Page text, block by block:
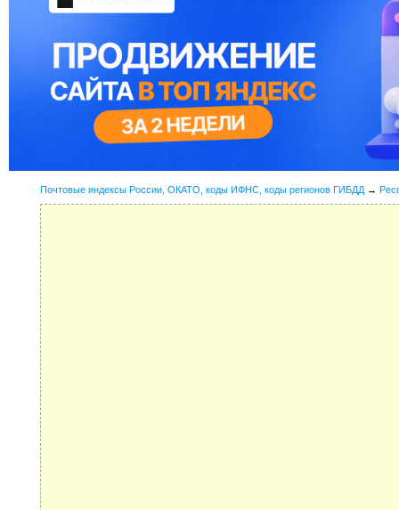
Почтовые индексы России, ОКАТО, коды ИФНС, коды регионов ГИБДД →